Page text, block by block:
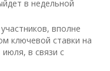
в недельной
вполне
ключевой ставки на
в связи с